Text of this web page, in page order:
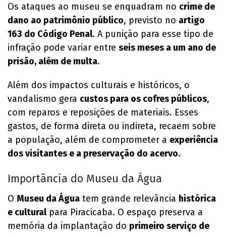
Os ataques ao museu se enquadram no crime de
dano ao patrimônio público, previsto no artigo
163 do Código Penal. A punição para esse tipo de
infração pode variar entre seis meses a um ano de
prisão, além de multa.
Além dos impactos culturais e históricos, o
vandalismo gera custos para os cofres públicos,
com reparos e reposições de materiais. Esses
gastos, de forma direta ou indireta, recaem sobre
a população, além de comprometer a experiência
dos visitantes e a preservação do acervo.
Importância do Museu da Água
O Museu da Água tem grande relevância histórica
e culturalpara Piracicaba. O espaço preserva a
memória da implantação do primeiro serviço de